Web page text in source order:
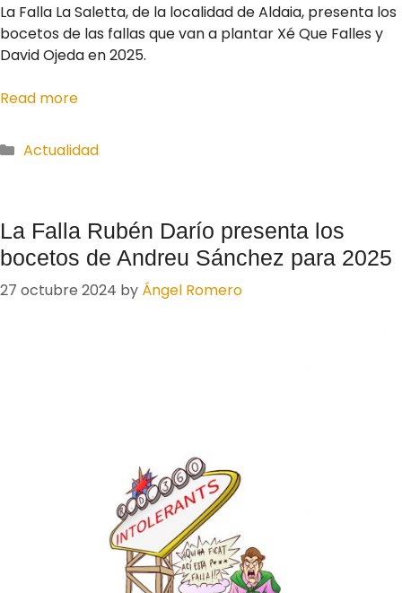
La Falla La Saletta, de la localidad de Aldaia, presenta los
bocetos de las fallas que van a plantar Xé Que Falles y
David Ojeda en 2025.
Read more
Actualidad
La Falla Rubén Darío presenta los
bocetos de Andreu Sánchez para 2025
27 octubre 2024 by Ángel Romero